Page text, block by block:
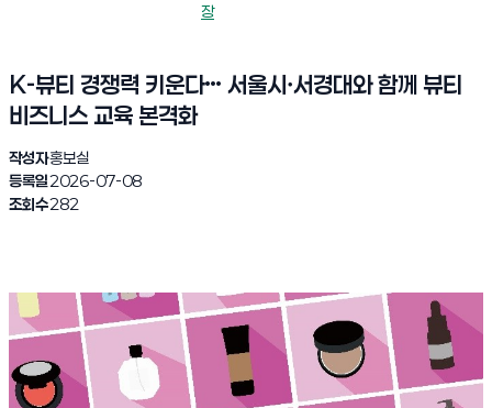
장
K-뷰티 경쟁력 키운다… 서울시ㆍ서경대와 함께 뷰티
비즈니스 교육 본격화
작성자홍보실
등록일2026-07-08
조회수282